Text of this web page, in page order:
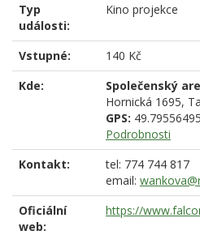
Typ
události:
Kino projekce
Vstupné:
140 Kč
Kde:
Společenský
Hornická 1695,
GPS:
Podrobnosti
Kontakt:
tel: 774 744 817
email:
Oficiální
web:
https://